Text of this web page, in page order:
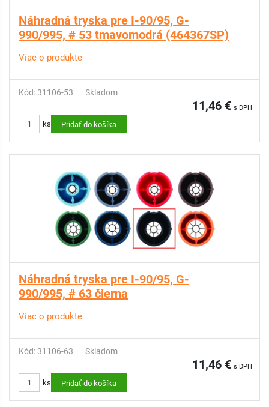
Náhradná tryska pre I-90/95, G-
990/995, # 53 tmavomodrá (464367SP)
Viac o produkte
Kód: 31106-53 Skladom
11,46 € s DPH
ks Pridať do košíka
Náhradná tryska pre I-90/95, G-
990/995, # 63 čierna
Viac o produkte
Kód: 31106-63 Skladom
11,46 € s DPH
ks Pridať do košíka